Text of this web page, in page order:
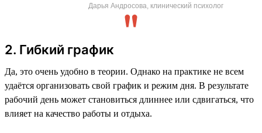
Дарья Андросова, клинический психолог
2. Гибкий график
Да, это очень удобно в теории. Однако на практике не всем
удаётся организовать свой график и режим дня. В результате
рабочий день может становиться длиннее или сдвигаться, что
влияет на качество работы и отдыха.